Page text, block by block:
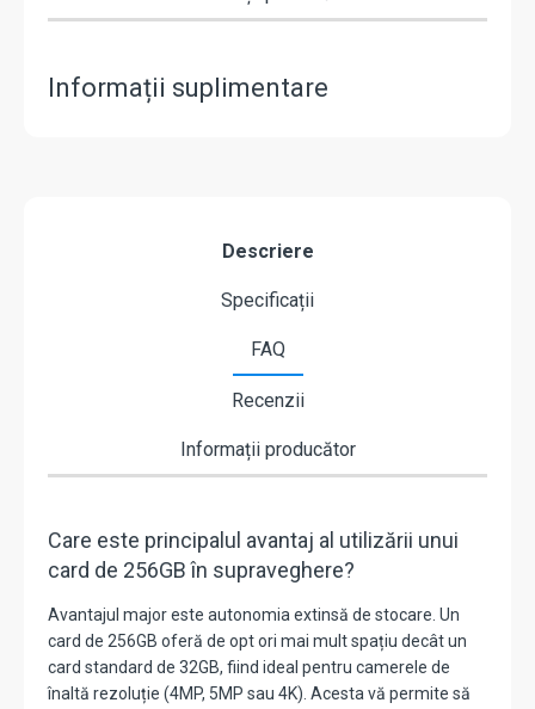
Informații suplimentare
Descriere
Specificații
FAQ
Recenzii
Informații producător
Care este principalul avantaj al utilizării unui
card de 256GB în supraveghere?
Avantajul major este autonomia extinsă de stocare. Un
card de 256GB oferă de opt ori mai mult spațiu decât un
card standard de 32GB, fiind ideal pentru camerele de
înaltă rezoluție (4MP, 5MP sau 4K). Acesta vă permite să